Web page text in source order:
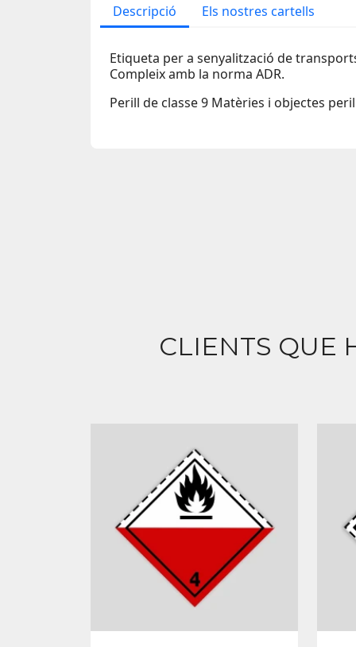
Descripció Els nostres cartells
Etiqueta per a senyalització de
Compleix amb la norma ADR.
Perill de classe 9 Matèries i objectes
CLIENTS QUE